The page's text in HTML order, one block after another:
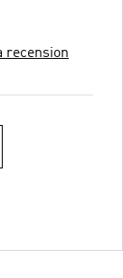
recension